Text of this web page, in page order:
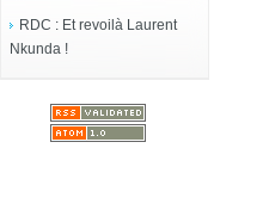
RDC : Et revoilà Laurent
Nkunda !